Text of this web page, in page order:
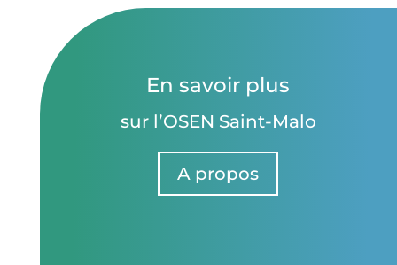
En savoir plus
sur l’OSEN Saint-Malo
A propos